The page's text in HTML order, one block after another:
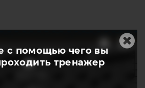
с помощью чего вы
тренажер